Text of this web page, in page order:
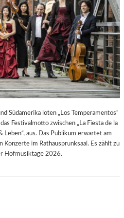
–
A
U
S
S
T
E
L
L
U
G
S
B
E
R
C
B
I
R
G
I
T
M
I
N
I
C
H
M
A
Y
Südamerika loten „Los Temperamentos“
Festivalmotto zwischen „La Fiesta de la
Leben“, aus. Das Publikum erwartet am
im Rathausprunksaal. Es zählt zu
Hofmusiktage 2026.